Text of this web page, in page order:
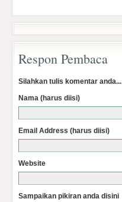
Respon Pembaca
Silahkan tulis komentar anda...
Nama (harus diisi)
Email Address (harus diisi)
Website
Sampaikan pikiran anda disini